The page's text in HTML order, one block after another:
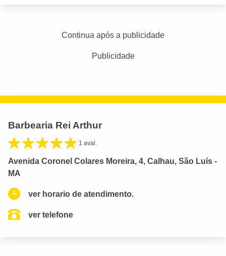
Continua após a publicidade
Publicidade
Barbearia Rei Arthur
1 aval.
Avenida Coronel Colares Moreira, 4, Calhau, São Luís -
MA
ver horario de atendimento.
ver telefone